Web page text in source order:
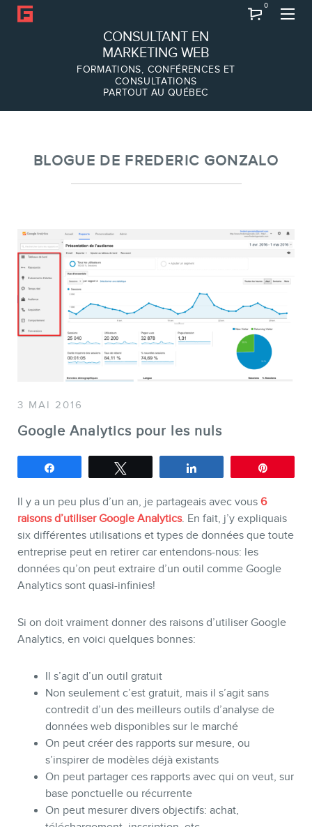
CONSULTANT EN
MARKETING WEB
FORMATIONS, CONFÉRENCES ET
CONSULTATIONS
PARTOUT AU QUÉBEC
0
À PROPOS
Équipe
SERVICES
Conférences
Formations marketing en ligne
Formations marketing de
Consultations
Audits web (SEO) et IA (GEO)
Ebooks
BOUTIQUE
BLOGUE DE FREDERIC GONZALO
3 MAI 2016
Google Analytics pour les nuls
Il y a un peu plus d’un an, je partageais avec vous 6
raisons d’utiliser Google Analytics. En fait, j’y expliquais
six différentes utilisations et types de données que toute
entreprise peut en retirer car entendons-nous: les
données qu’on peut extraire d’un outil comme Google
Analytics sont quasi-infinies!
Si on doit vraiment donner des raisons d’utiliser Google
Analytics, en voici quelques bonnes:
Il s’agit d’un outil gratuit
Non seulement c’est gratuit, mais il s’agit sans
contredit d’un des meilleurs outils d’analyse de
données web disponibles sur le marché
On peut créer des rapports sur mesure, ou
s’inspirer de modèles déjà existants
On peut partager ces rapports avec qui on veut, sur
base ponctuelle ou récurrente
On peut mesurer divers objectifs: achat,